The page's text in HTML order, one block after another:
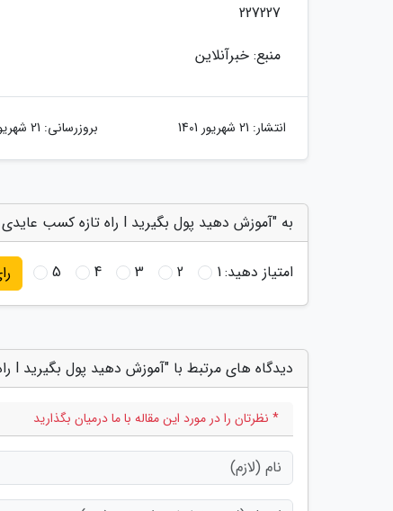
227227
منبع: خبرآنلاین
انتشار: 21 شهریور 1401 بروزرسانی: 21 شهریور 1401
به "آموزش دهید پول بگیرید l راه تازه کسب عایدی از یوتیوب" امتیاز دهید
امتیاز دهید:1
2
3
4
5
دیدگاه های مرتبط با "آموزش دهید پول بگیرید l راه تازه کسب عایدی از یوتیوب"
* نظرتان را در مورد این مقاله با ما درمیان بگذارید